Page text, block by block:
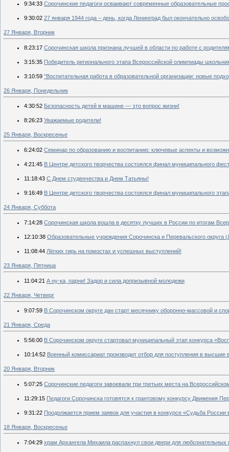
9:34:33 Сорочинские педагоги осваивают современные образовательные
9:30:02 27 января 1944 года – день, когда Ленинград был окончательно
27 Января, Вторник
8:23:17 Сорочинская школа признана лучшей в области по работе с
3:15:35 Победитель регионального этапа Всероссийской олимпиады
3:10:59 "Воспитательная работа в образовательной организации: новые
26 Января, Понедельник
4:30:52 Безопасность детей в машине — это вопрос жизни!
8:26:23 Уважаемые родители!
25 Января, Воскресенье
6:24:02 Семинар по образованию и воспитанию: ключевые аспекты и
4:21:45 В Центре детского творчества состоялся финал муниципального
11:18:43 С Днем студенчества и Днем Татьяны!
9:16:49 В Центре детского творчества состоялся финал муниципального
24 Января, Суббота
7:14:28 Сорочинская школа вошла в десятку лучших в России по итогам
12:10:38 Образовательные учреждения Сорочинска и Перевальского
11:08:44 Лёгких гирь на помостах и успешных выступлений!
23 Января, Пятница
11:04:21 А ну-ка, парни! Задор и сила допризывной молодежи
22 Января, Четверг
9:07:59 В Сорочинском округе дан старт месячнику оборонно-массовой и
21 Января, Среда
5:56:00 В Сорочинском округе стартовал муниципальный этап конкурса
10:14:52 Военный комиссариат производит отбор для поступления в
20 Января, Вторник
5:07:25 Сорочинские педагоги завоевали три третьих места на
11:29:15 Педагоги Сорочинска готовятся к грантовому конкурсу Движения
9:31:22 Продолжается прием заявок для участия в конкурсе «Судьба России
18 Января, Воскресенье
7:04:29 храм Архангела Михаила распахнул свои двери для любознательных